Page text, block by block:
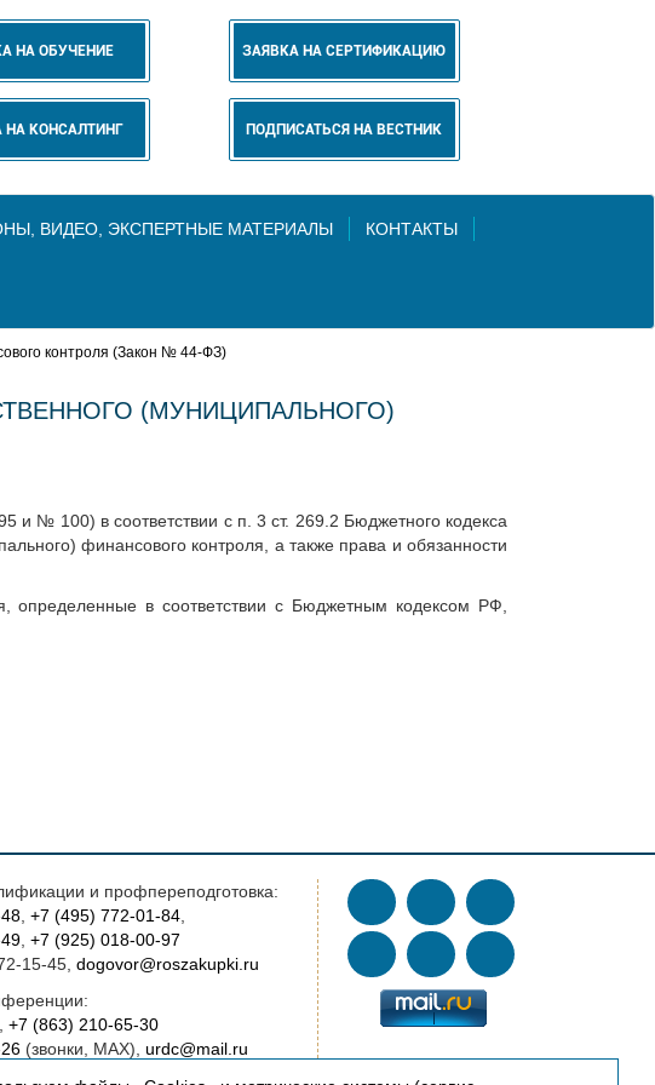
НА ОБУЧЕНИЕ ЗАЯВКА НА СЕРТИФИКАЦИЮ
НА КОНСАЛТИНГ ПОДПИСАТЬСЯ НА ВЕСТНИК
ВИДЕО, ЭКСПЕРТНЫЕ МАТЕРИАЛЫ КОНТАКТЫ
контроля (Закон № 44-ФЗ)
(МУНИЦИПАЛЬНОГО)
и № 100) в соответствии с п. 3 ст. 269.2 Бюджетного кодекса
финансового контроля, а также права и обязанности
определенные в соответствии с Бюджетным кодексом РФ,
и профпереподготовка:
, +7 (495) 772-01-84,
, +7 (925) 018-00-97
15-45, dogovor@roszakupki.ru
+7 (863) 210-65-30
(звонки, MAX), urdc@mail.ru